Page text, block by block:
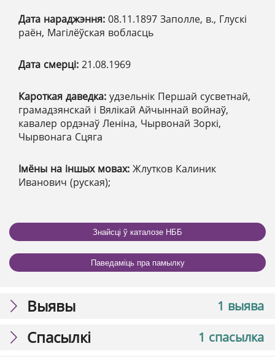
Дата нараджэння: 08.11.1897 Заполле, в., Глускі
раён, Магілёўская вобласць
Дата смерці: 21.08.1969
Кароткая даведка: удзельнік Першай сусветнай,
грамадзянскай і Вялікай Айчыннай войнаў,
кавалер ордэнаў Леніна, Чырвонай Зоркі,
Чырвонага Сцяга
Імёны на іншых мовах: Жлутков Калиник
Иванович (руская);
Знайсці ў каталозе НББ
Паведаміць пра памылку
1 выява
Выявы
1 спасылка
Спасылкі